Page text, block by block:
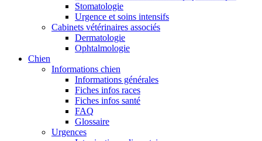
Stomatologie
Urgence et soins intensifs
Cabinets vétérinaires associés
Dermatologie
Ophtalmologie
Chien
Informations chien
Informations générales
Fiches infos races
Fiches infos santé
FAQ
Glossaire
Urgences